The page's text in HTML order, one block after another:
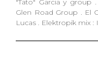
Glen Road Group . El
Lucas . Elektropik mix :